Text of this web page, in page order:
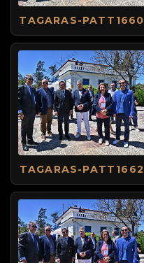
TAGARAS-PATT1660
TAGARAS-PATT1662